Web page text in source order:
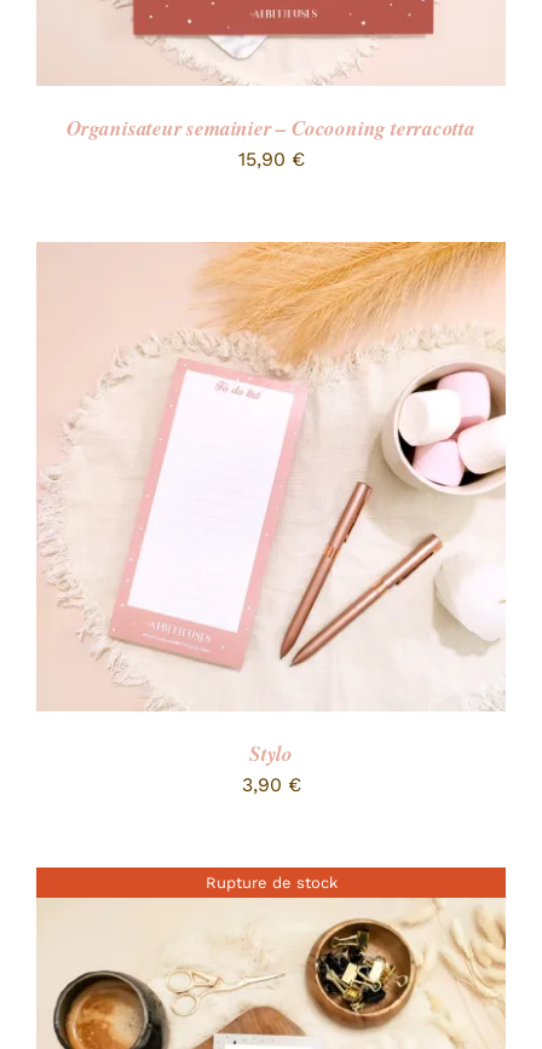
Organisateur semainier – Cocooning terracotta
15,90 €
Stylo
3,90 €
Rupture de stock